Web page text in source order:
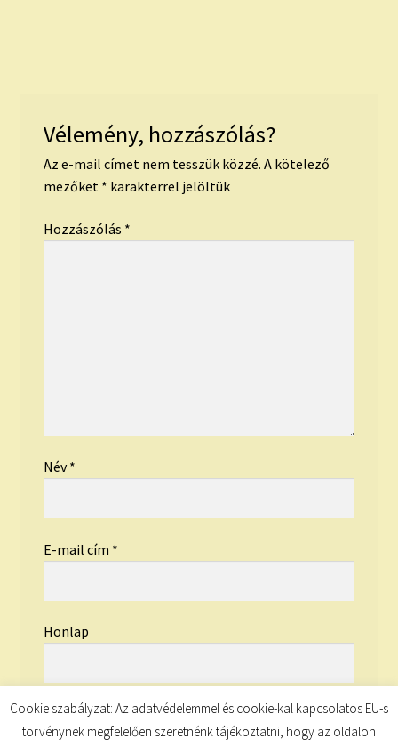
Vélemény, hozzászólás?
Az e-mail címet nem tesszük közzé. A kötelező
mezőket * karakterrel jelöltük
Hozzászólás *
Név*
E-mail cím *
Honlap
Cookie szabályzat: Az adatvédelemmel és cookie-kal kapcsolatos EU-s
törvénynek megfelelően szeretnénk tájékoztatni, hogy az oldalon